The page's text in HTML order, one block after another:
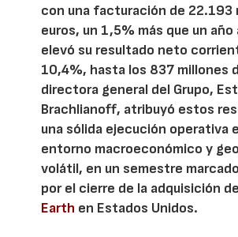
con una facturación de 22.193
euros, un 1,5% más que un
elevó su resultado neto
10,4%, hasta los 837 millones
directora general del Grupo,
Brachlianoff, atribuyó estos
una sólida ejecución operativa
entorno macroeconómico y
volátil, en un semestre
por el cierre de la adquisición de
Earth en Estados Unidos.